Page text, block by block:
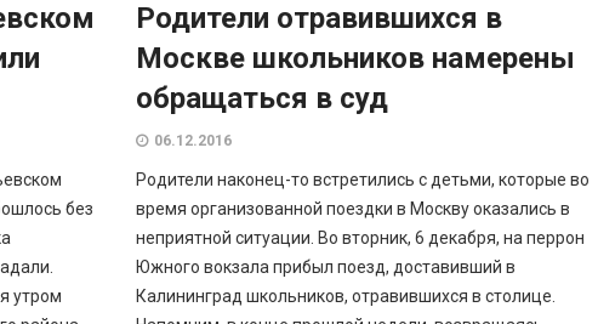
без
утром
Родители отравившихся в
Москве школьников намерены
обращаться в суд
06.12.2016
Родители наконец-то встретились с детьми, которые во
время организованной поездки в Москву оказались в
неприятной ситуации. Во вторник, 6 декабря, на перрон
Южного вокзала прибыл поезд, доставивший в
Калининград школьников, отравившихся в столице.